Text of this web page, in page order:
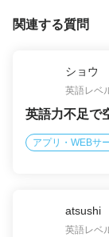
関連する質問
ショウ
英語レベ
英語力不足で
アプリ・WEBサ
atsushi
英語レベ